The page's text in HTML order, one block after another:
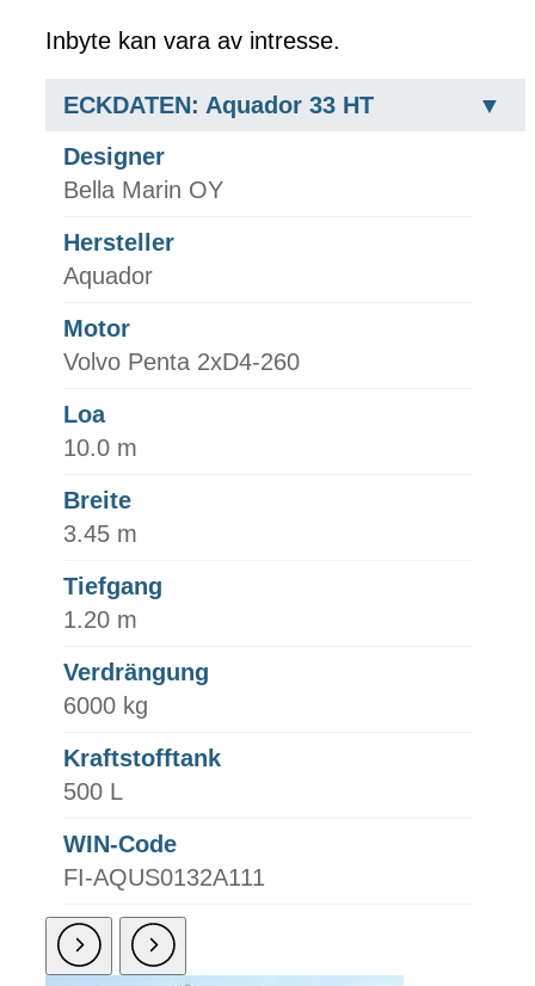
Inbyte kan vara av intresse.
ECKDATEN: Aquador 33 HT
Designer
Bella Marin OY
Hersteller
Aquador
Motor
Volvo Penta 2xD4-260
Loa
10.0 m
Breite
3.45 m
Tiefgang
1.20 m
Verdrängung
6000 kg
Kraftstofftank
500 L
WIN-Code
FI-AQUS0132A111